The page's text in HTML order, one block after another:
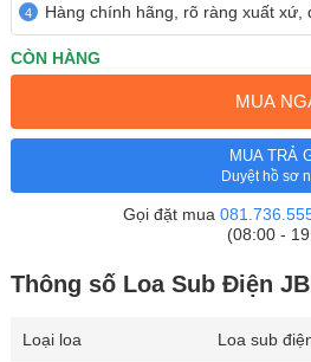
Hàng chính hãng, rõ ràng xuất xứ,
CÒN HÀNG
MUA
MUA TRẢ
Duyệt hồ sơ
Gọi đặt mua
(08:00 -
Thông số Loa Sub Điện
Loại loa Loa sub